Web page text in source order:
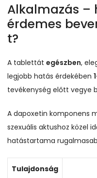
Alkalmazás –
érdemes
t?
A tablettát egészben,
legjobb hatás érdekében
tevékenység előtt vegye
A dapoxetin komponens
szexuális aktushoz közel
hatástartama
Tulajdonság